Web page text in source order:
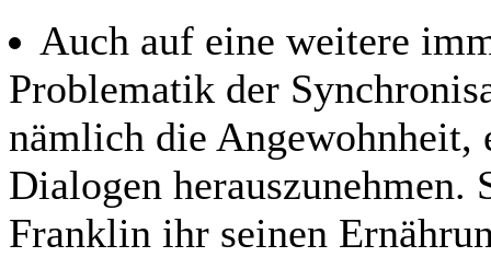
Auch auf eine weitere
Problematik der
nämlich die Angewohnheit,
Dialogen
Franklin ihr seinen